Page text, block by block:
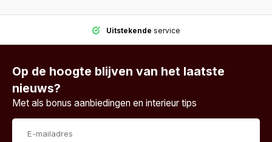
Uitstekende service
Op de hoogte blijven van het laatste
nieuws?
Met als bonus aanbiedingen en interieur tips